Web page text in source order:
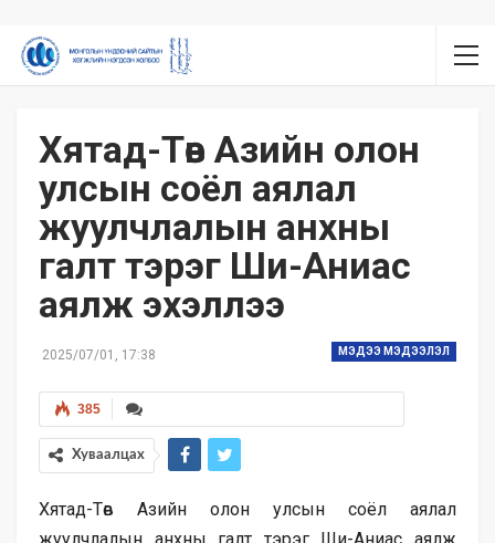
Хятад-Төв Азийн олон
улсын соёл аялал
жуулчлалын анхны
галт тэрэг Ши-Аниас
аялж эхэллээ
МЭДЭЭ МЭДЭЭЛЭЛ
2025/07/01, 17:38
385
Хуваалцах
Хятад-Төв Азийн олон улсын соёл аялал